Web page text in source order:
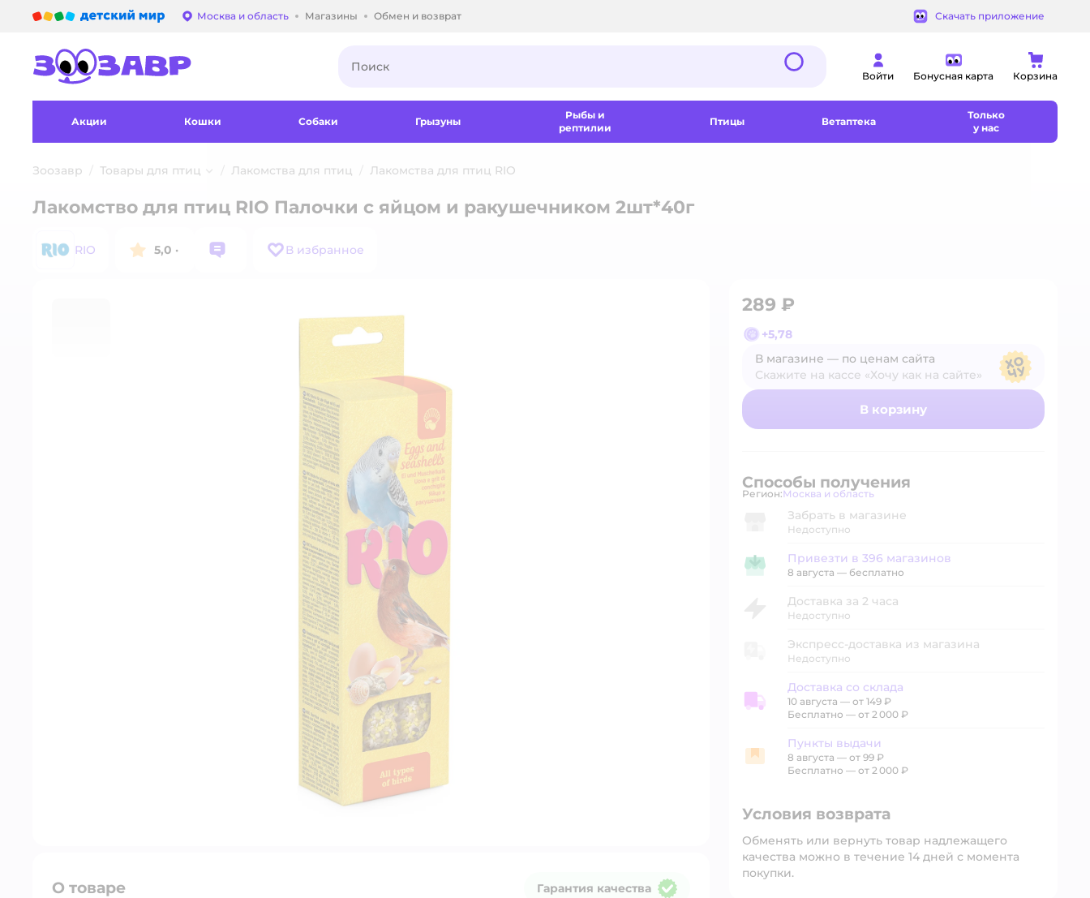
Выбор адреса доставки.
Москва и область Магазины Обмен и возврат Скачать приложение
Войти Бонусная карта Корзина
Акции Кошки Собаки Грызуны
Рыбы и
рептилии
Птицы Ветаптека
Только
у нас
Зоозавр Товары для птиц Лакомства для птиц Лакомства для птиц RIO
Лакомство для птиц RIO Палочки с яйцом и ракушечником 2шт*40г
RIO 5,0 · В избранное
289 ₽
+5,78
В магазине — по ценам сайта
Скажите на кассе «Хочу как на сайте»
В магазине — по ценам сайта
В корзину
Способы получения
Регион: Выбор адреса доставки.
Москва и область
Забрать в магазине
Недоступно
Привезти в магазин
Привезти в 396 магазинов
8 августа — бесплатно
Доставка за 2 часа
Недоступно
Экспресс-доставка из магазина
Недоступно
Доставка со склада
Доставка со склада
10 августа — от 149 ₽
Бесплатно — от 2 000 ₽
Пункты выдачи
Пункты выдачи
8 августа — от 99 ₽
Бесплатно — от 2 000 ₽
Условия возврата
Обменять или вернуть товар надлежащего
качества можно в течение 14 дней с момента
покупки.
О товаре Гарантия качества